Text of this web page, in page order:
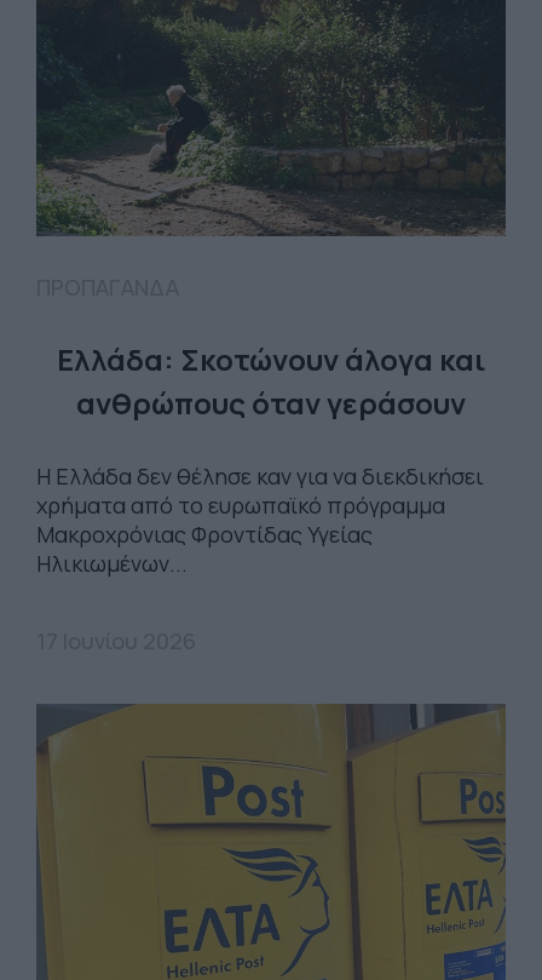
Ελλάδα: Σκοτώνουν άλογα και
ανθρώπους όταν γεράσουν
Η Ελλάδα δεν θέλησε καν για να διεκδικήσει
χρήματα από το ευρωπαϊκό πρόγραμμα
Μακροχρόνιας Φροντίδας Υγείας
Ηλικιωμένων...